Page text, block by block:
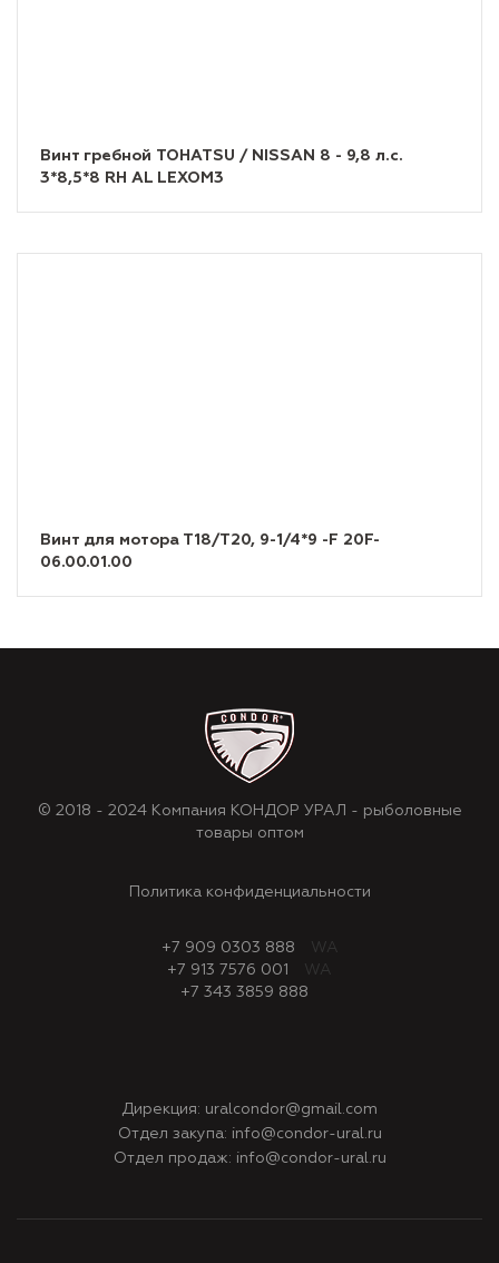
Винт гребной TOHATSU / NISSAN 8 - 9,8 л.с.
3*8,5*8 RH AL LEXOM3
Винт для мотора Т18/Т20, 9-1/4*9 -F 20F-
06.00.01.00
© 2018 - 2024 Компания КОНДОР УРАЛ - рыболовные
товары оптом
Политика конфиденциальности
+7 909 0303 888
WA
+7 913 7576 001
WA
+7 343 3859 888
Дирекция: uralcondor@gmail.com
Отдел закупа: info@condor-ural.ru
Отдел продаж: info@condor-ural.ru